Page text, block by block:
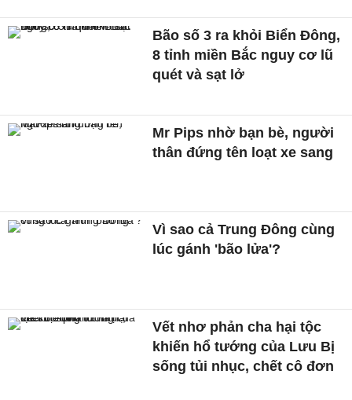
Bão số 3 ra khỏi Biển Đông,
8 tỉnh miền Bắc nguy cơ lũ
quét và sạt lở
Mr Pips nhờ bạn bè, người
thân đứng tên loạt xe sang
Vì sao cả Trung Đông cùng
lúc gánh 'bão lửa'?
Vết nhơ phản cha hại tộc
khiến hổ tướng của Lưu Bị
sống tủi nhục, chết cô đơn